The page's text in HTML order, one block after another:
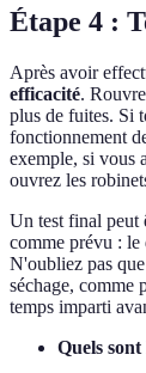
Étape 4 :
Après avoir
efficacité.
plus de fuites. Si
fonctionnement
exemple, si vous
ouvrez les
Un test final peut
comme prévu : le
N'oubliez pas
séchage, comme
temps imparti
Quels